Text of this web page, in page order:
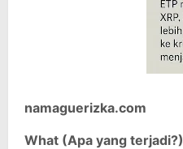
namaguerizka.com
What (Apa yang terjadi?)